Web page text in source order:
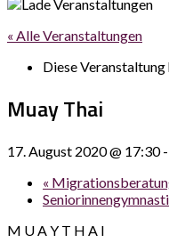
« Alle Veranstaltungen
Diese
Muay Thai
17. August 2020 @ 17:30-
«
M U A Y T H A I